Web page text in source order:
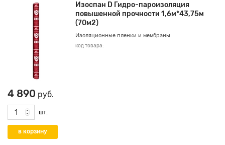
Изоспан D Гидро-пароизоляция
повышенной прочности 1,6м*43,75м
(70м2)
Изоляционные пленки и мембраны
код товара:
4 890 руб.
шт.